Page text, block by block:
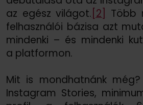
az egész világot. [2]
Több
felhasználói bázisa azt
mindenki – és mindenki
a platformon.
Mit is mondhatnánk
Instagram Stories,